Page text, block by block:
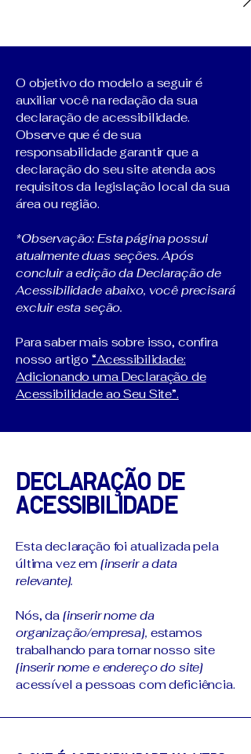
O objetivo do modelo a seguir é
auxiliar você na redação da sua
declaração de acessibilidade.
Observe que é de sua
responsabilidade garantir que a
declaração do seu site atenda aos
requisitos da legislação local da sua
área ou região.
*Observação: Esta página possui
atualmente duas seções. Após
concluir a edição da Declaração de
Acessibilidade abaixo, você precisará
excluir esta seção.
Para saber mais sobre isso, confira
nosso artigo“Acessibilidade:
Adicionando uma Declaração de
Acessibilidade ao Seu Site”.
Declaração de
Acessibilidade
Esta declaração foi atualizada pela
última vez em [inserir a data
relevante].
Nós, da [inserir nome da
organização/empresa], estamos
trabalhando para tornar nosso site
[inserir nome e endereço do site]
acessível a pessoas com deficiência.